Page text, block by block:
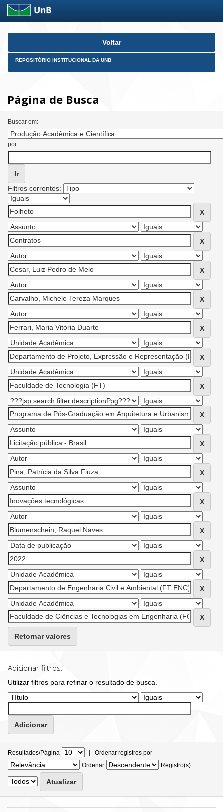
Skip
Voltar
REPOSITÓRIO INSTITUCIONAL DA UNB
Página de Busca
Buscar em:
por
Filtros correntes:
Retornar valores
Adicionar filtros:
Utilizar filtros para refinar o resultado de busca.
Resultados/Página | Ordenar registros por
Ordenar
Registro(s)